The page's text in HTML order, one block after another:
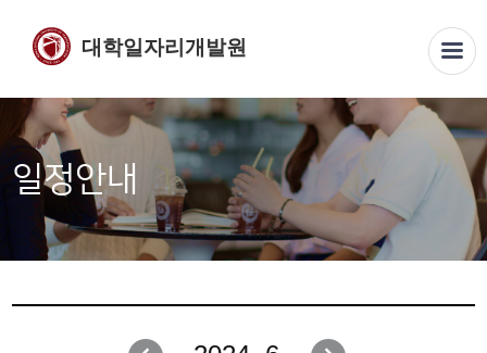
대학일자리개발원
일정안내